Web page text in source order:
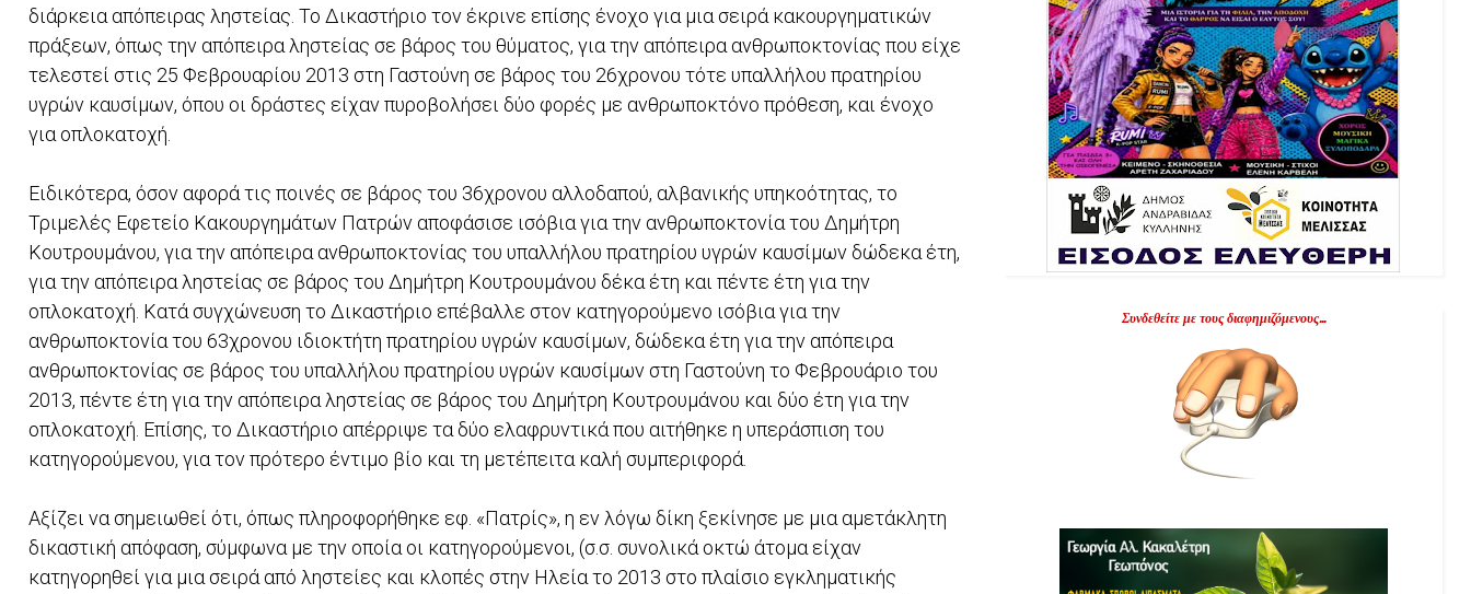
διάρκεια απόπειρας ληστείας. Το Δικαστήριο τον έκρινε επίσης ένοχο για μια σειρά κακουργηματικών
πράξεων, όπως την απόπειρα ληστείας σε βάρος του θύματος, για την απόπειρα ανθρωποκτονίας που είχε
τελεστεί στις 25 Φεβρουαρίου 2013 στη Γαστούνη σε βάρος του 26χρονου τότε υπαλλήλου πρατηρίου
υγρών καυσίμων, όπου οι δράστες είχαν πυροβολήσει δύο φορές με ανθρωποκτόνο πρόθεση, και ένοχο
για οπλοκατοχή.
Ειδικότερα, όσον αφορά τις ποινές σε βάρος του 36χρονου αλλοδαπού, αλβανικής υπηκοότητας, το
Τριμελές Εφετείο Κακουργημάτων Πατρών αποφάσισε ισόβια για την ανθρωποκτονία του Δημήτρη
Κουτρουμάνου, για την απόπειρα ανθρωποκτονίας του υπαλλήλου πρατηρίου υγρών καυσίμων δώδεκα έτη,
για την απόπειρα ληστείας σε βάρος του Δημήτρη Κουτρουμάνου δέκα έτη και πέντε έτη για την
οπλοκατοχή. Κατά συγχώνευση το Δικαστήριο επέβαλλε στον κατηγορούμενο ισόβια για την
ανθρωποκτονία του 63χρονου ιδιοκτήτη πρατηρίου υγρών καυσίμων, δώδεκα έτη για την απόπειρα
ανθρωποκτονίας σε βάρος του υπαλλήλου πρατηρίου υγρών καυσίμων στη Γαστούνη το Φεβρουάριο του
2013, πέντε έτη για την απόπειρα ληστείας σε βάρος του Δημήτρη Κουτρουμάνου και δύο έτη για την
οπλοκατοχή. Επίσης, το Δικαστήριο απέρριψε τα δύο ελαφρυντικά που αιτήθηκε η υπεράσπιση του
κατηγορούμενου, για τον πρότερο έντιμο βίο και τη μετέπειτα καλή συμπεριφορά.
Αξίζει να σημειωθεί ότι, όπως πληροφορήθηκε εφ. «Πατρίς», η εν λόγω δίκη ξεκίνησε με μια αμετάκλητη
δικαστική απόφαση, σύμφωνα με την οποία οι κατηγορούμενοι, (σ.σ. συνολικά οκτώ άτομα είχαν
κατηγορηθεί για μια σειρά από ληστείες και κλοπές στην Ηλεία το 2013 στο πλαίσιο εγκληματικής
Συνδεθείτε με τους διαφημιζόμενους...